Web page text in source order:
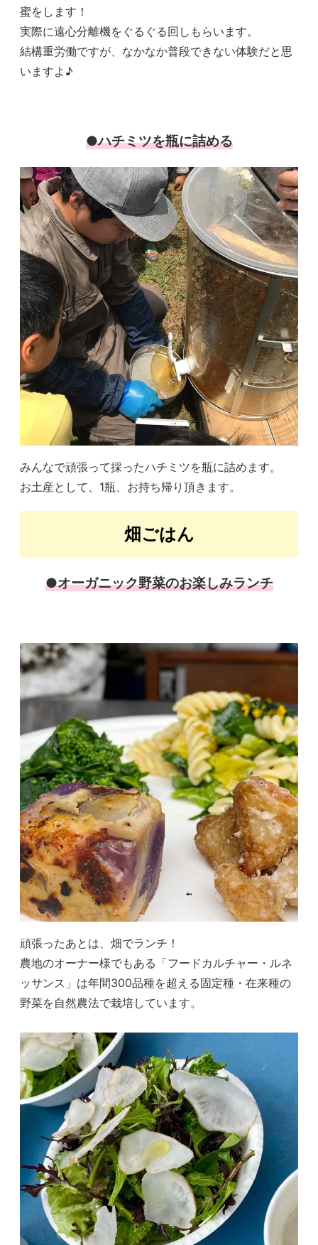
蜜をします！
実際に遠心分離機をぐるぐる回しもらいます。
結構重労働ですが、なかなか普段できない体験だと思
いますよ♪
●ハチミツを瓶に詰める
みんなで頑張って採ったハチミツを瓶に詰めます。
お土産として、1瓶、お持ち帰り頂きます。
畑ごはん
●オーガニック野菜のお楽しみランチ
頑張ったあとは、畑でランチ！
農地のオーナー様でもある「フードカルチャー・ルネ
ッサンス」は年間300品種を超える固定種・在来種の
野菜を自然農法で栽培しています。